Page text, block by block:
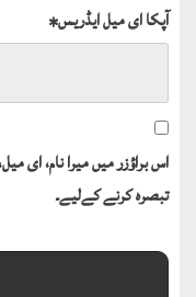
آپکا ای میل ایڈریس*
اس براؤزر میں میرا نام، ای
تبصرہ کرنے کےلیے۔